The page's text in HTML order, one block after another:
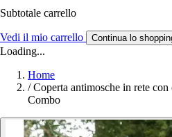
Subtotale carrello
Vedi il mio carrello Continua lo
Loading...
Home
/ Coperta antimosche in rete
Combo